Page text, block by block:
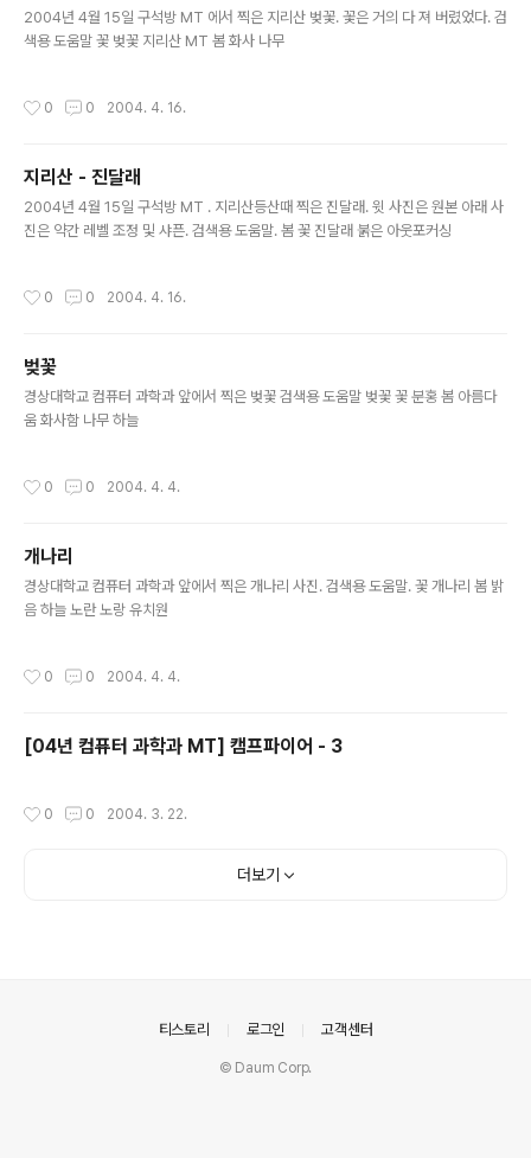
2004년 4월 15일 구석방 MT 에서 찍은 지리산 벚꽃. 꽃은 거의 다 져 버렸었다. 검
색용 도움말 꽃 벚꽃 지리산 MT 봄 화사 나무
0 0 2004. 4. 16.
지리산 - 진달래
2004년 4월 15일 구석방 MT . 지리산등산때 찍은 진달래. 윗 사진은 원본 아래 사
진은 약간 레벨 조정 및 샤픈. 검색용 도움말. 봄 꽃 진달래 붉은 아웃포커싱
0 0 2004. 4. 16.
벚꽃
경상대학교 컴퓨터 과학과 앞에서 찍은 벚꽃 검색용 도움말 벚꽃 꽃 분홍 봄 아름다
움 화사함 나무 하늘
0 0 2004. 4. 4.
개나리
경상대학교 컴퓨터 과학과 앞에서 찍은 개나리 사진. 검색용 도움말. 꽃 개나리 봄 밝
음 하늘 노란 노랑 유치원
0 0 2004. 4. 4.
[04년 컴퓨터 과학과 MT] 캠프파이어 - 3
0 0 2004. 3. 22.
더보기
티스토리 로그인 고객센터
© Daum Corp.